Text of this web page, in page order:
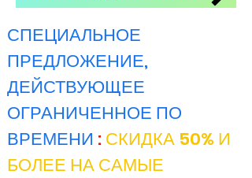
СПЕЦИАЛЬНОЕ
ПРЕДЛОЖЕНИЕ,
ДЕЙСТВУЮЩЕЕ
ОГРАНИЧЕННОЕ ПО
ВРЕМЕНИ :СКИДКА 50% И
БОЛЕЕ НА САМЫЕ